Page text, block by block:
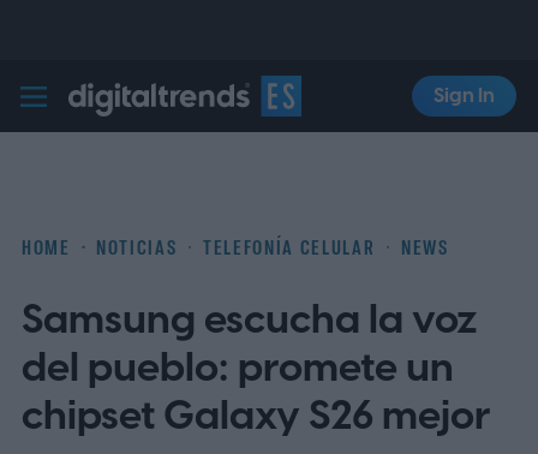
Digital Trends Español
Sign In
HOME NOTICIAS TELEFONÍA CELULAR NEWS
Samsung escucha la voz
del pueblo: promete un
chipset Galaxy S26 mejor